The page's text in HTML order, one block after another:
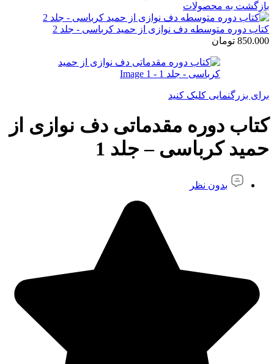
بازگشت به محصولات
کتاب دوره متوسطه دف نوازی از حمید کرباسی - جلد 2
850.000 تومان
برای بزرگنمایی کلیک کنید
کتاب دوره مقدماتی دف نوازی از
حمید کرباسی – جلد 1
بدون نظر